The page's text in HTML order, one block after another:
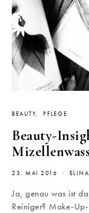
BEAUTY PFLEGE
Beauty-
23. MAI 2016 ELINA
Ja, genau was ist
Reiniger? Make-Up-